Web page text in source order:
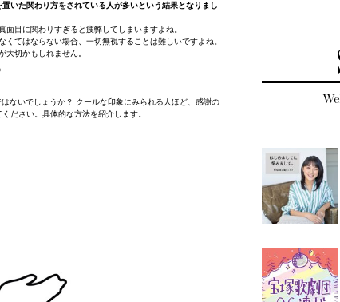
いた関わり方をされている人が多いという結果となりまし
目に関わりすぎると疲弊してしまいますよね。
てはならない場合、一切無視することは難しいですよね。
大切かもしれません。
ないでしょうか？ クールな印象にみられる人ほど、感謝の
ださい。具体的な方法を紹介します。